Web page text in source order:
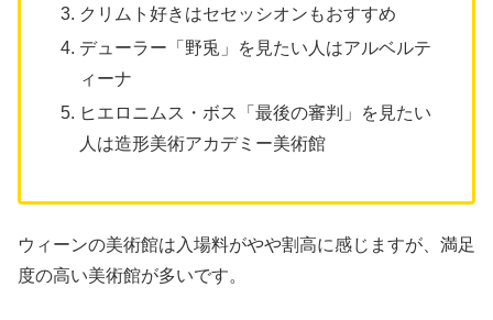
クリムト好きはセセッシオンもおすすめ
デューラー「野兎」を見たい人はアルベルテ
ィーナ
ヒエロニムス・ボス「最後の審判」を見たい
人は造形美術アカデミー美術館
ウィーンの美術館は入場料がやや割高に感じますが、満足
度の高い美術館が多いです。